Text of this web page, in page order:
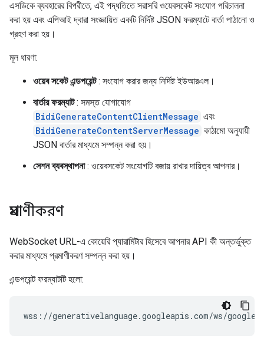
এসডিকে ব্যবহারের বিপরীতে, এই পদ্ধতিতে সরাসরি ওয়েবসকেট সংযোগ পরিচালনা
করা হয় এবং এপিআই দ্বারা সংজ্ঞায়িত একটি নির্দিষ্ট JSON ফরম্যাটে বার্তা পাঠানো ও
গ্রহণ করা হয়।
মূল ধারণা:
ওয়েব সকেট এন্ডপয়েন্ট: সংযোগ করার জন্য নির্দিষ্ট ইউআরএল।
বার্তার ফরম্যাট: সমস্ত যোগাযোগ
BidiGenerateContentClientMessage এবং
BidiGenerateContentServerMessage কাঠামো অনুযায়ী
JSON বার্তার মাধ্যমে সম্পন্ন করা হয়।
সেশন ব্যবস্থাপনা: ওয়েবসকেট সংযোগটি বজায় রাখার দায়িত্ব আপনার।
প্রমাণীকরণ
WebSocket URL-এ কোয়েরি প্যারামিটার হিসেবে আপনার API কী অন্তর্ভুক্ত
করার মাধ্যমে প্রমাণীকরণ সম্পন্ন করা হয়।
এন্ডপয়েন্ট ফরম্যাটটি হলো: